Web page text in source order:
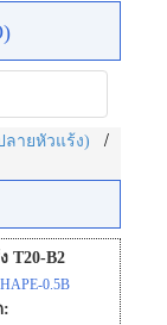
ลายหัวแร้ง) /
T20-B2
0.5B
: